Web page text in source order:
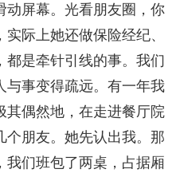
动屏幕。光看朋友圈，你
际上她还做保险经纪、
都是牵针引线的事。我们
与事变得疏远。有一年我
其偶然地，在走进餐厅院
个朋友。她先认出我。那
我们班包了两桌，占据厢